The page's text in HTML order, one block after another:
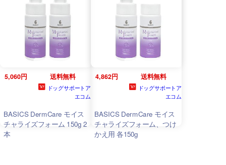
5,060円 送料無料
ドッグサポートア
エコム
BASICS DermCare モイス
チャライズフォーム 150g 2
本
4,862円 送料無料
ドッグサポートア
エコム
BASICS DermCare モイス
チャライズフォーム、つけ
かえ用 各150g